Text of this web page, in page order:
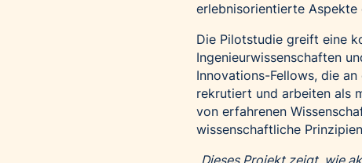
erlebnisorientierte
Die Pilotstudie greift eine
Ingenieurwissenschaften
Innovations-Fellows, die
rekrutiert und arbeiten als
von erfahrenen
wissenschaftliche